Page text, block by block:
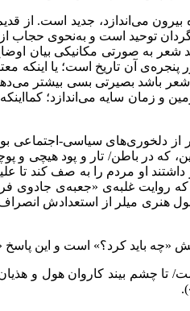
می‌اندازد، جدید است. از
توحید است و به‌نحوی
شعر به صورتی مکانیکی بیان
آن تاریخ است؛ یا اینکه
باشد بصیرتی بسی بیشتر
سایه می‌اندازد؛ کمااینکه
از دلخوری‌های سیاسی-اجتماعی
که در باطن/ تار و پود هیچی و
او مردم را به صف کند تا
غلبه‌ی «جعبه‌ی جادوی
هنری میلر از استعدادش
«چه باید کرد؟» است و این
تا چشم بیند کاروان هول و